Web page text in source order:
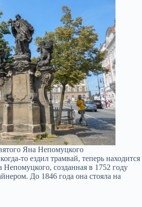
Яна Непомуцкого
то ездил трамвай, теперь находится
Непомуцкого, созданная в 1752 году
До 1846 года она стояла на